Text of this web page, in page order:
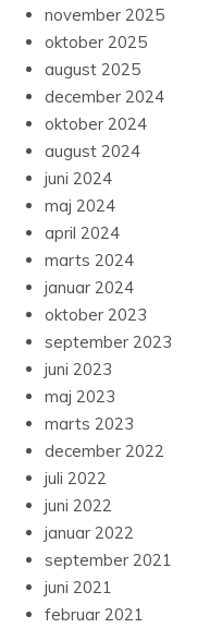
november 2025
oktober 2025
august 2025
december 2024
oktober 2024
august 2024
juni 2024
maj 2024
april 2024
marts 2024
januar 2024
oktober 2023
september 2023
juni 2023
maj 2023
marts 2023
december 2022
juli 2022
juni 2022
januar 2022
september 2021
juni 2021
februar 2021